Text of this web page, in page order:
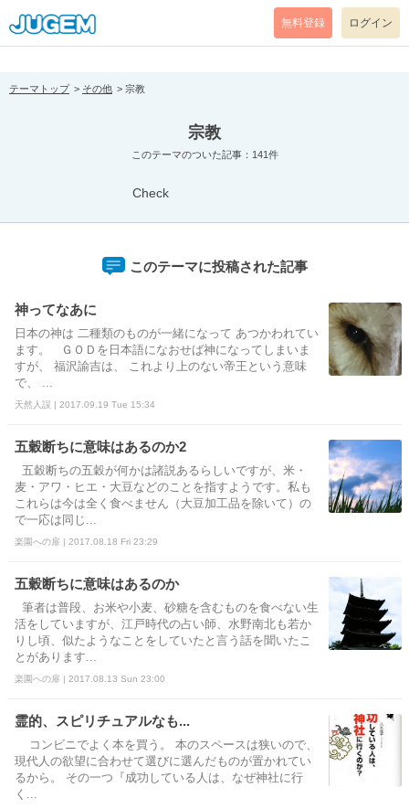
[pear_error: message="Success" code=0 mode=return level=notice
prefix="" info=""]
無料登録 ログイン
テーマトップ その他 宗教
宗教
このテーマのついた記事：141件
Check
このテーマに投稿された記事
神ってなあに
日本の神は 二種類のものが一緒になって あつかわれてい
ます。 ＧＯＤを日本語になおせば神になってしまいま
すが、 福沢諭吉は、 これより上のない帝王という意味
で、 ...
天然人誤 | 2017.09.19 Tue 15:34
五穀断ちに意味はあるのか2
五穀断ちの五穀が何かは諸説あるらしいですが、米・
麦・アワ・ヒエ・大豆などのことを指すようです。私も
これらは今は全く食べません（大豆加工品を除いて）の
で一応は同じ...
楽園への扉 | 2017.08.18 Fri 23:29
五穀断ちに意味はあるのか
筆者は普段、お米や小麦、砂糖を含むものを食べない生
活をしていますが、江戸時代の占い師、水野南北も若か
りし頃、似たようなことをしていたと言う話を聞いたこ
とがあります...
楽園への扉 | 2017.08.13 Sun 23:00
霊的、スピリチュアルなも...
コンビニでよく本を買う。 本のスペースは狭いので、
現代人の欲望に合わせて選びに選んだものが置かれてい
るから。 その一つ『成功している人は、なぜ神社に行
く...